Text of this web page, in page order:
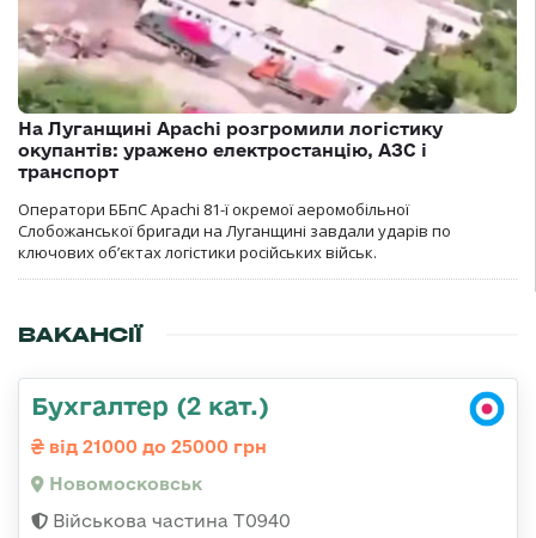
На Луганщині Apachi розгромили логістику
окупантів: уражено електростанцію, АЗС і
транспорт
Оператори ББпС Apachi 81-ї окремої аеромобільної
Слобожанської бригади на Луганщині завдали ударів по
ключових об’єктах логістики російських військ.
ВАКАНСІЇ
Бухгалтер (2 кат.)
від 21000 до 25000 грн
Новомосковськ
Військова частина Т0940